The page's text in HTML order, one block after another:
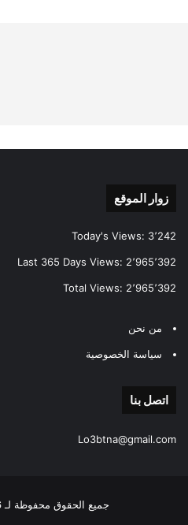
زوار الموقع
Today's Views: 3٬242
Last 365 Days Views: 2٬965٬392
Total Views: 2٬965٬392
من نحن
سياسة الخصوصية
اتصل بنا
Lo3btna@gmail.com
جميع الحقوق محفوظة لـ Lo3BTNA 2026 ©